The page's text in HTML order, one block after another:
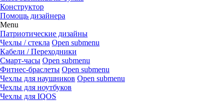
Конструктор
Помощь дизайнера
Menu
Патриотические дизайны
Чехлы / стекла Open submenu
Кабели / Переходники
Смарт-часы Open submenu
Фитнес-браслеты Open submenu
Чехлы для наушников Open submenu
Чехлы для ноутбуков
Чехлы для IQOS